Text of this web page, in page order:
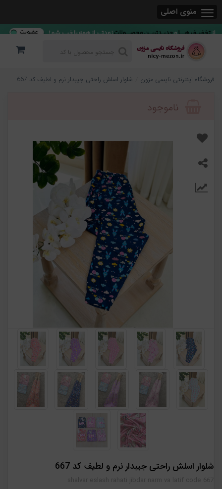
منوی اصلی
فروشگاه اینترنتی نایسی مزون شلوار اسلش راحتی جیبدار نرم و لطیف كد 667
ناموجود
شلوار اسلش راحتی جیبدار نرم و لطیف كد 667